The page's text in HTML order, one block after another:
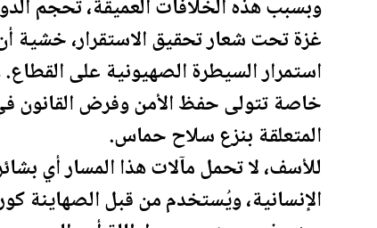
وبسبب هذه الخلافات العميقة، تحجم
غزة تحت شعار تحقيق الاستقرار، خشية
استمرار السيطرة الصهيونية على
خاصة تتولى حفظ الأمن وفرض القانون في
المتعلقة بنزع سلاح حماس.
للأسف، لا تحمل مآلات هذا المسار أي
الإنسانية، ويُستخدم من قبل الصهاينة